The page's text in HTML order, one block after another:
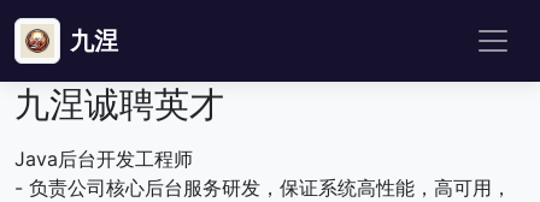
九涅
九涅诚聘英才
Java后台开发工程师
- 负责公司核心后台服务研发，保证系统高性能，高可用，